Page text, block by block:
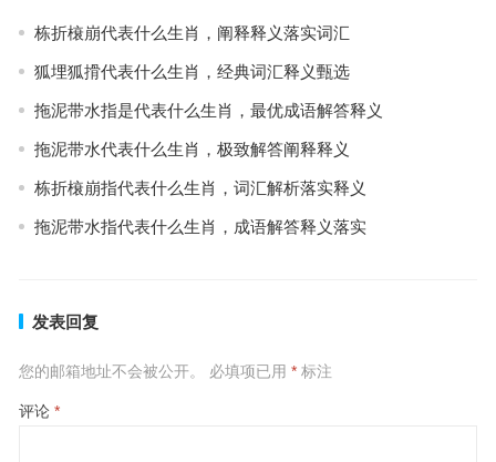
栋折榱崩代表什么生肖，阐释释义落实词汇
狐埋狐搰代表什么生肖，经典词汇释义甄选
拖泥带水指是代表什么生肖，最优成语解答释义
拖泥带水代表什么生肖，极致解答阐释释义
栋折榱崩指代表什么生肖，词汇解析落实释义
拖泥带水指代表什么生肖，成语解答释义落实
发表回复
您的邮箱地址不会被公开。 必填项已用 *标注
评论 *